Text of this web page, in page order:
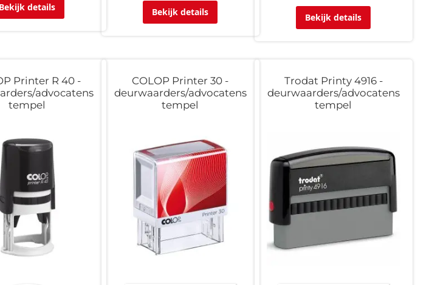
Bekijk details Bekijk details Bekijk details
Printer R 40 -
advocatens
tempel
COLOP Printer 30 -
deurwaarders/advocatens
tempel
Trodat Printy 4916 -
deurwaarders/advocatens
tempel